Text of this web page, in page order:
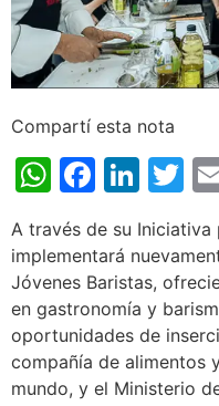
Compartí esta nota
A través de su
implementará
Jóvenes Baristas,
en gastronomía y
oportunidades de
compañía de alimentos
mundo, y el Ministerio